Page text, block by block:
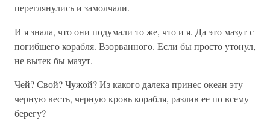
переглянулись и замолчали.
И я знала, что они подумали то же, что и я. Да это мазут с
погибшего корабля. Взорванного. Если бы просто утонул,
не вытек бы мазут.
Чей? Свой? Чужой? Из какого далека принес океан эту
черную весть, черную кровь корабля, разлив ее по всему
берегу?